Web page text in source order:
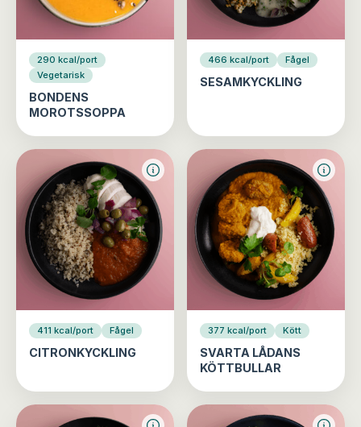
290 kcal/port
Vegetarisk
BONDENS
MOROTSSOPPA
466 kcal/port Fågel
SESAMKYCKLING
411 kcal/port Fågel
CITRONKYCKLING
377 kcal/port Kött
SVARTA LÅDANS
KÖTTBULLAR